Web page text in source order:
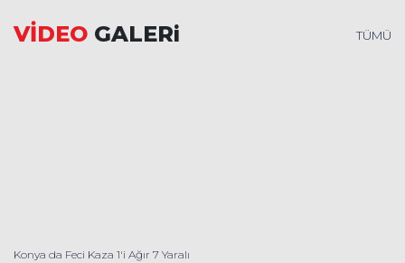
VİDEO GALERi TÜMÜ
Konya da Feci Kaza 1'i Ağır 7 Yaralı